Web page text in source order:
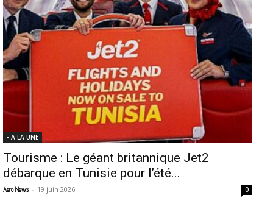
- A LA UNE
Tourisme : Le géant britannique Jet2
débarque en Tunisie pour l’été...
Aero News - 19 juin 2026 0